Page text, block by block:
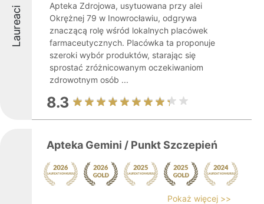
Laureaci
Apteka Zdrojowa, usytuowana przy alei
Okrężnej 79 w Inowrocławiu, odgrywa
znaczącą rolę wśród lokalnych placówek
farmaceutycznych. Placówka ta proponuje
szeroki wybór produktów, starając się
sprostać zróżnicowanym oczekiwaniom
zdrowotnym osób ...
8.3
Apteka Gemini / Punkt Szczepień
Pokaż więcej >>